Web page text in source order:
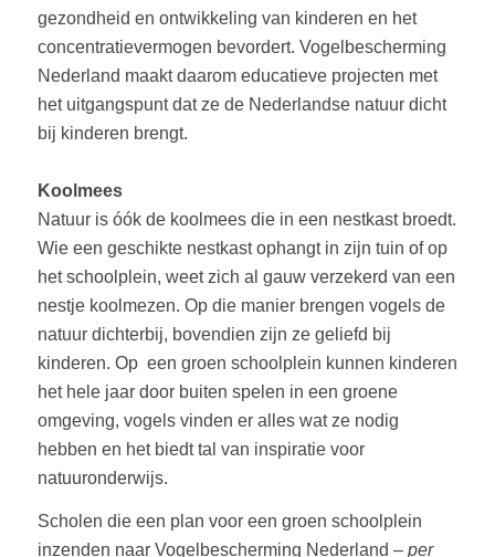
gezondheid en ontwikkeling van kinderen en het
concentratievermogen bevordert. Vogelbescherming
Nederland maakt daarom educatieve projecten met
het uitgangspunt dat ze de Nederlandse natuur dicht
bij kinderen bren­gt.
Koolmees
Natuur is óók de koolme­es die in een nestkast broedt.
Wie een geschikte nestkast ophangt in zijn tuin of op
het schoolplein, weet zich al gauw verzekerd van een
nestje koolmezen. Op die manier brengen vogels de
natuur dichterbij, bovendien zijn ze geliefd bij
kinderen. Op een groen schoolplein kunnen kinderen
het hele jaar door buiten spelen in een groene
omgeving, vogels vinden er alles wat ze nodig
hebben en het biedt tal van inspiratie voor
natuuronderwijs.
Scholen die een plan voor een groen schoolplein
inzenden naar Vogelbescherming Nederland – per